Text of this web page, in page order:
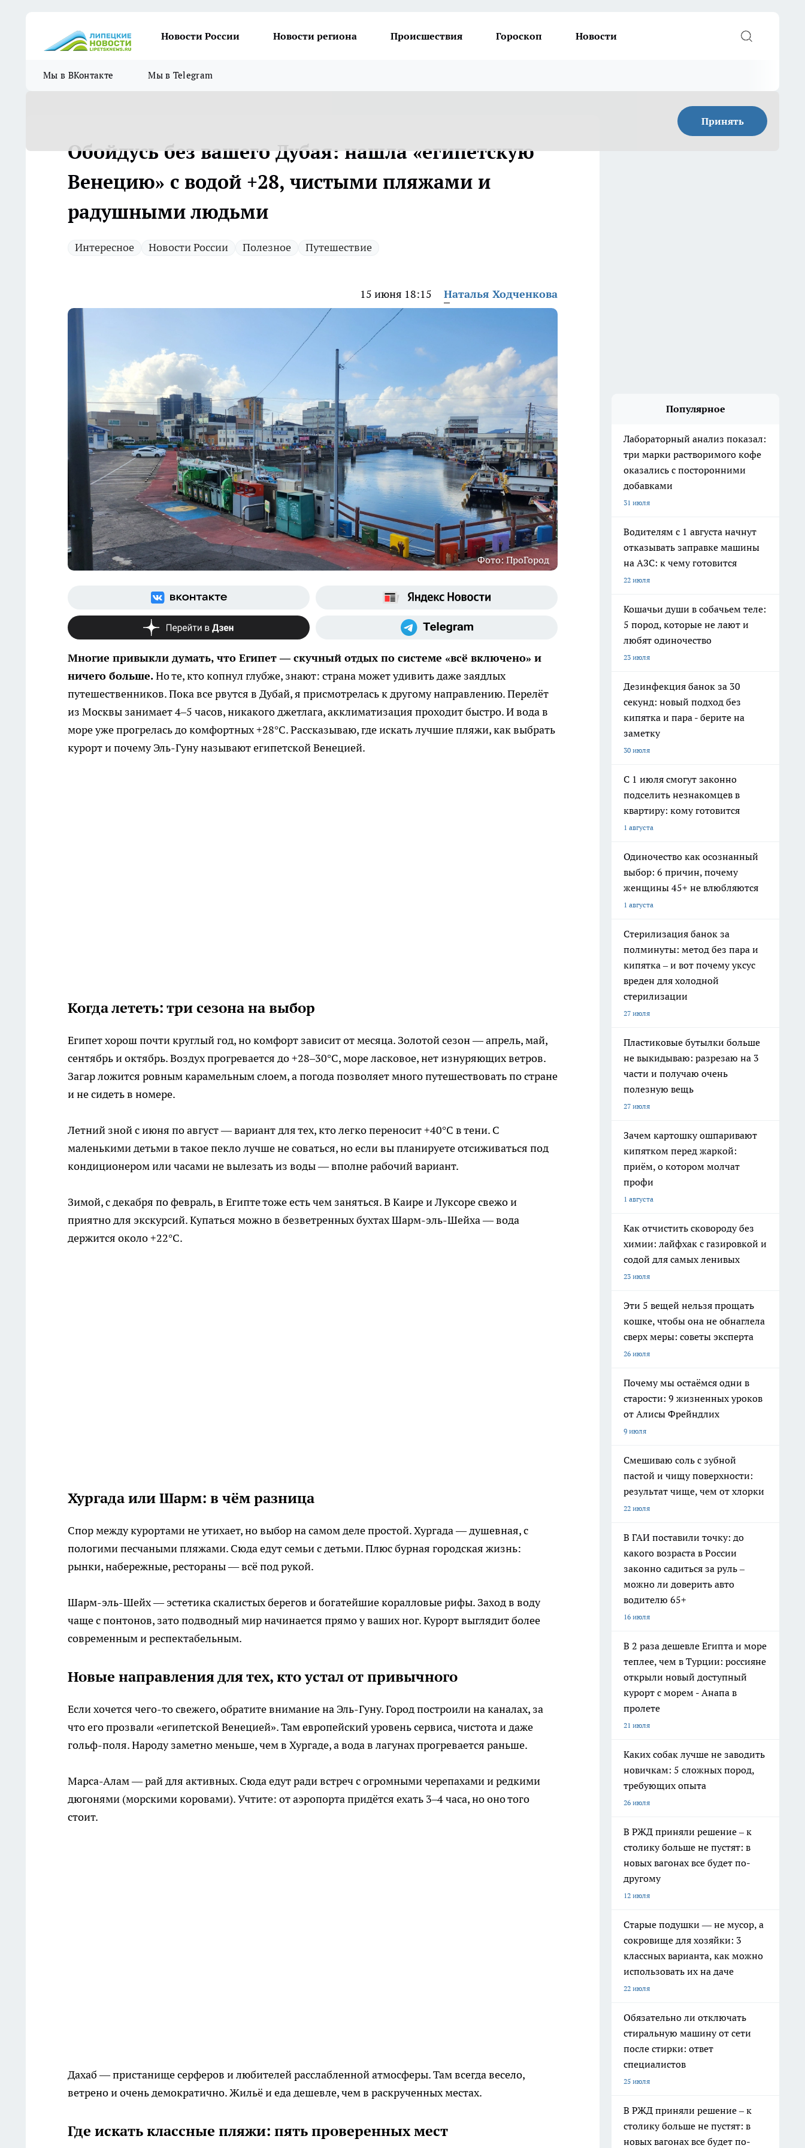
Новости России Новости региона Происшествия Гороскоп Новости
Мы в ВКонтакте Мы в Telegram
Принять
Обойдусь без вашего Дубая: нашла «египетскую
Венецию» с водой +28, чистыми пляжами и
радушными людьми
Интересное Новости России Полезное Путешествие
15 июня 18:15 Наталья Ходченкова
Фото: ПроГород
Многие привыкли думать, что Египет — скучный отдых по системе «всё включено» и
ничего больше.Но те, кто копнул глубже, знают: страна может удивить даже заядлых
путешественников. Пока все рвутся в Дубай, я присмотрелась к другому направлению. Перелёт
из Москвы занимает 4–5 часов, никакого джетлага, акклиматизация проходит быстро. И вода в
море уже прогрелась до комфортных +28°C. Рассказываю, где искать лучшие пляжи, как выбрать
курорт и почему Эль-Гуну называют египетской Венецией.
Когда лететь: три сезона на выбор
Египет хорош почти круглый год, но комфорт зависит от месяца. Золотой сезон — апрель, май,
сентябрь и октябрь. Воздух прогревается до +28–30°C, море ласковое, нет изнуряющих ветров.
Загар ложится ровным карамельным слоем, а погода позволяет много путешествовать по стране
и не сидеть в номере.
Летний зной с июня по август — вариант для тех, кто легко переносит +40°C в тени. С
маленькими детьми в такое пекло лучше не соваться, но если вы планируете отсиживаться под
кондиционером или часами не вылезать из воды — вполне рабочий вариант.
Зимой, с декабря по февраль, в Египте тоже есть чем заняться. В Каире и Луксоре свежо и
приятно для экскурсий. Купаться можно в безветренных бухтах Шарм-эль-Шейха — вода
держится около +22°C.
Хургада или Шарм: в чём разница
Спор между курортами не утихает, но выбор на самом деле простой. Хургада — душевная, с
пологими песчаными пляжами. Сюда едут семьи с детьми. Плюс бурная городская жизнь:
рынки, набережные, рестораны — всё под рукой.
Шарм-эль-Шейх — эстетика скалистых берегов и богатейшие коралловые рифы. Заход в воду
чаще с понтонов, зато подводный мир начинается прямо у ваших ног. Курорт выглядит более
современным и респектабельным.
Новые направления для тех, кто устал от привычного
Если хочется чего-то свежего, обратите внимание на Эль-Гуну. Город построили на каналах, за
что его прозвали «египетской Венецией». Там европейский уровень сервиса, чистота и даже
гольф-поля. Народу заметно меньше, чем в Хургаде, а вода в лагунах прогревается раньше.
Марса-Алам — рай для активных. Сюда едут ради встреч с огромными черепахами и редкими
дюгонями (морскими коровами). Учтите: от аэропорта придётся ехать 3–4 часа, но оно того
стоит.
Дахаб — пристанище серферов и любителей расслабленной атмосферы. Там всегда весело,
ветрено и очень демократично. Жильё и еда дешевле, чем в раскрученных местах.
Где искать классные пляжи: пять проверенных мест
Популярное
Лабораторный анализ показал:
три марки растворимого кофе
оказались с посторонними
добавками
31 июля
Водителям с 1 августа начнут
отказывать заправке машины
на АЗС: к чему готовится
22 июля
Кошачьи души в собачьем теле:
5 пород, которые не лают и
любят одиночество
23 июля
Дезинфекция банок за 30
секунд: новый подход без
кипятка и пара - берите на
заметку
30 июля
С 1 июля смогут законно
подселить незнакомцев в
квартиру: кому готовится
1 августа
Одиночество как осознанный
выбор: 6 причин, почему
женщины 45+ не влюбляются
1 августа
Стерилизация банок за
полминуты: метод без пара и
кипятка – и вот почему уксус
вреден для холодной
стерилизации
27 июля
Пластиковые бутылки больше
не выкидываю: разрезаю на 3
части и получаю очень
полезную вещь
27 июля
Зачем картошку ошпаривают
кипятком перед жаркой:
приём, о котором молчат
профи
1 августа
Как отчистить сковороду без
химии: лайфхак с газировкой и
содой для самых ленивых
23 июля
Эти 5 вещей нельзя прощать
кошке, чтобы она не обнаглела
сверх меры: советы эксперта
26 июля
Почему мы остаёмся одни в
старости: 9 жизненных уроков
от Алисы Фрейндлих
9 июля
Смешиваю соль с зубной
пастой и чищу поверхности:
результат чище, чем от хлорки
22 июля
В ГАИ поставили точку: до
какого возраста в России
законно садиться за руль –
можно ли доверить авто
водителю 65+
16 июля
В 2 раза дешевле Египта и море
теплее, чем в Турции: россияне
открыли новый доступный
курорт с морем - Анапа в
пролете
21 июля
Каких собак лучше не заводить
новичкам: 5 сложных пород,
требующих опыта
26 июля
В РЖД приняли решение – к
столику больше не пустят: в
новых вагонах все будет по-
другому
12 июля
Старые подушки — не мусор, а
сокровище для хозяйки: 3
классных варианта, как можно
использовать их на даче
22 июля
Обязательно ли отключать
стиральную машину от сети
после стирки: ответ
специалистов
25 июля
В РЖД приняли решение – к
столику больше не пустят: в
новых вагонах все будет по-